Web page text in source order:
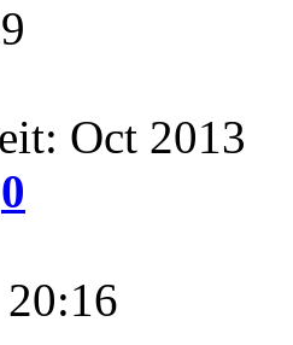
Oct 2013
0